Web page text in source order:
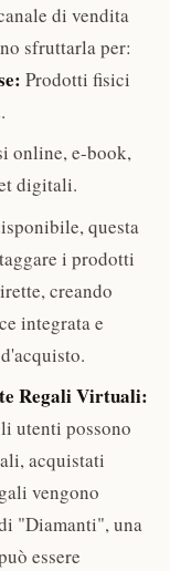
di vendita
sfruttarla per:
Prodotti fisici
online, e-book,
digitali.
questa
i prodotti
creando
integrata e
Regali Virtuali:
utenti possono
acquistati
vengono
"Diamanti", una
essere